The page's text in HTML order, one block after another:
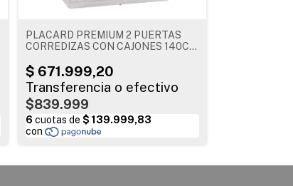
PLACARD PREMIUM 2 PUERTAS
CORREDIZAS CON CAJONES 140CM
$839.999